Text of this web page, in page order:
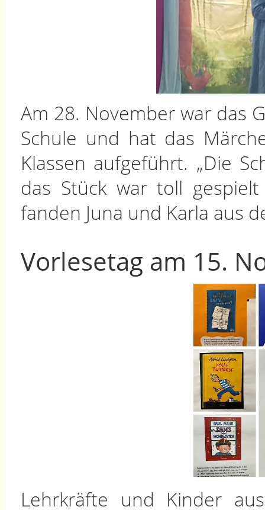
Am 28. November war das
Schule und hat das
Klassen aufgeführt. „Die
das Stück war toll
fanden Juna und Karla aus
Vorlesetag am 15.
Lehrkräfte und Kinder